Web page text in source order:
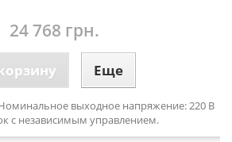
24 768 грн.
Еще
выходное напряжение: 220 В
с независимым управлением.